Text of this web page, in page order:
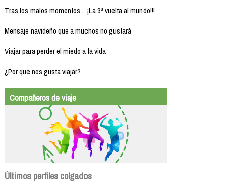
Tras los malos momentos... ¡La 3ª vuelta al mundo!!!
Mensaje navideño que a muchos no gustará
Viajar para perder el miedo a la vida
¿Por qué nos gusta viajar?
Compañeros de viaje
Últimos perfiles colgados